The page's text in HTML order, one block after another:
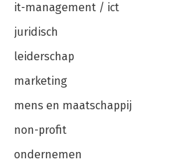
it-management / ict
juridisch
leiderschap
marketing
mens en maatschappij
non-profit
ondernemen